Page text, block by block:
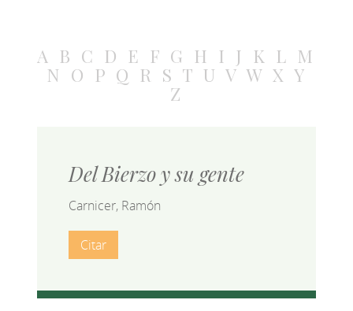
A B C D E F G H I J K L M
N O P Q R S T U V W X Y
Z
Del Bierzo y su gente
Carnicer, Ramón
Citar